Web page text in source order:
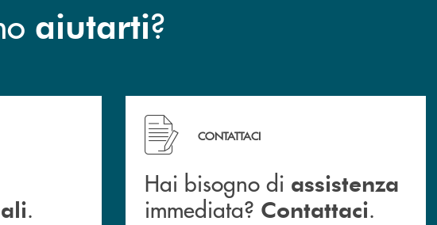
aiutarti?
filiali .
.
Hai bisogno di assistenza immediata? Contattaci .
CONTATTACI
Hai bisogno di assistenza
immediata? Contattaci.